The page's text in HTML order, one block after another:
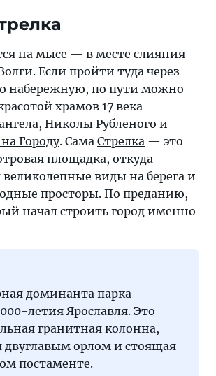
на мысе — в месте слияния
Если пройти туда через
набережную, по пути можно
храмов 17 века
, Николы Рубленого и
Городу. Сама Стрелка — это
площадка, откуда
виды на берега и
просторы. По преданию,
начал строить город именно
доминанта парка —
летия Ярославля. Это
гранитная колонна,
двуглавым орлом и стоящая
постаменте.